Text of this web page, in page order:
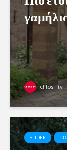
chios_tv
SLIDER